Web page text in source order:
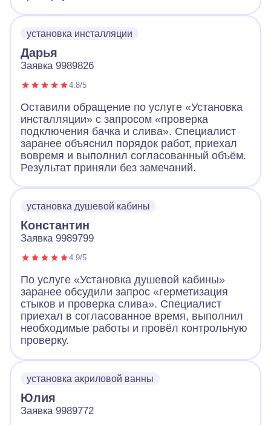
установка инсталляции
Дарья
Заявка 9989826
4.8/5
Оставили обращение по услуге «Установка
инсталляции» с запросом «проверка
подключения бачка и слива». Специалист
заранее объяснил порядок работ, приехал
вовремя и выполнил согласованный объём.
Результат приняли без замечаний.
установка душевой кабины
Константин
Заявка 9989799
4.9/5
По услуге «Установка душевой кабины»
заранее обсудили запрос «герметизация
стыков и проверка слива». Специалист
приехал в согласованное время, выполнил
необходимые работы и провёл контрольную
проверку.
установка акриловой ванны
Юлия
Заявка 9989772